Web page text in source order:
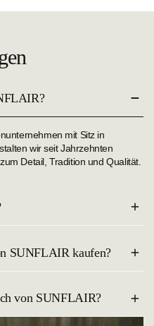
mit Sitz in
wir seit Jahrzehnten
Detail, Tradition und Qualität.
Generationen für perfekte
hochwertige Verarbeitung
SUNFLAIR kaufen?
bei beliebten Partnern wie
die Mode lieber live erleben,
von SUNFLAIR?